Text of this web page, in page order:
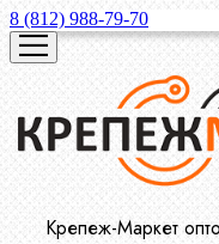
8 (812) 988-79-70
Крепеж-Маркет